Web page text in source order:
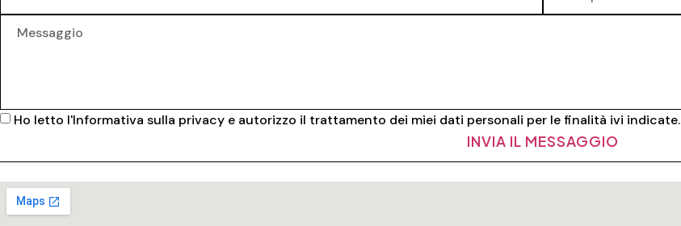
Ho letto l'Informativa sulla privacy e autorizzo il trattamento dei miei dati personali per le finalità ivi indicate.
INVIA IL MESSAGGIO